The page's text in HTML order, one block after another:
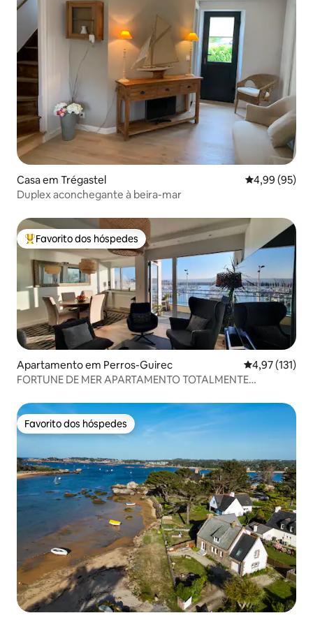
Casa em Trégastel Classificação
4,99 (95)
Duplex aconchegante à beira-mar
Favoritos dos hóspedes mais apreciados
Favorito dos hóspedes
Apartamento em Perros-Guirec Classificação
4,97 (131)
FORTUNE DE MER APARTAMENTO TOTALMENTE
Favorito dos hóspedes
Favorito dos hóspedes